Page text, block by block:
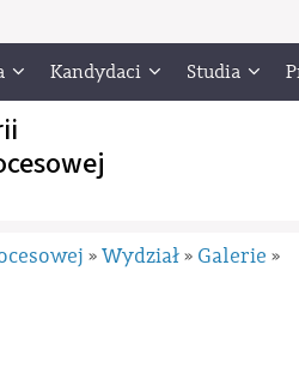
Kandydaci Studia
» Wydział » Galerie »